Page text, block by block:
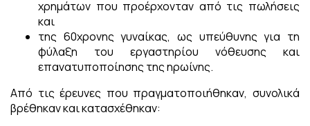
χρημάτων που προέρχονταν από τις πωλήσεις
και
της 60χρονης γυναίκας, ως υπεύθυνης για τη
φύλαξη του εργαστηρίου νόθευσης και
επανατυποποίησης της ηρωίνης.
Από τις έρευνες που πραγματοποιήθηκαν, συνολικά
βρέθηκαν και κατασχέθηκαν: